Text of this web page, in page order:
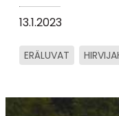
13.1.2023
ERÄLUVAT